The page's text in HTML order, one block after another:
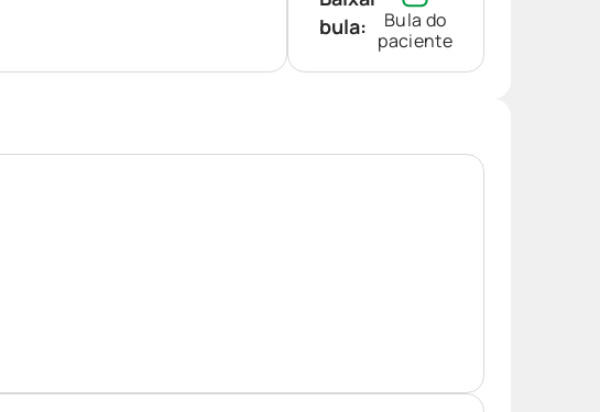
bula:
Bula do
paciente